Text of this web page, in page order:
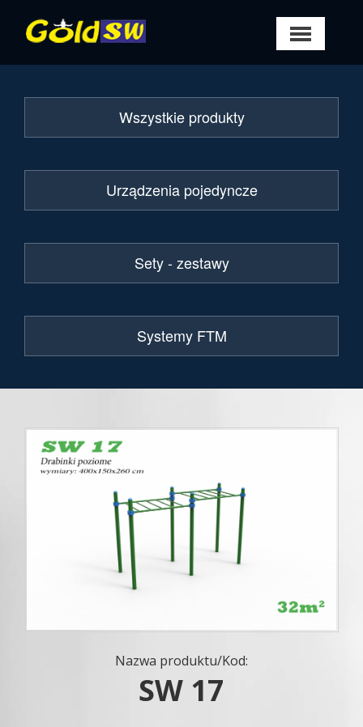
Wszystkie produkty
Urządzenia pojedyncze
Sety - zestawy
Systemy FTM
Nazwa produktu/Kod:
SW 17